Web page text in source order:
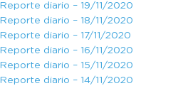
Reporte diario – 19/11/2020
Reporte diario – 18/11/2020
Reporte diario – 17/11/2020
Reporte diario – 16/11/2020
Reporte diario – 15/11/2020
Reporte diario – 14/11/2020